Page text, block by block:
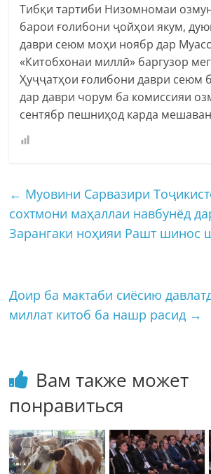
Тибқи тартиби Низомномаи
барои ғолибони ҷойҳои якум,
даври сеюм моҳи ноябр дар
«Китобхонаи миллӣ» баргузор
Ҳуҷҷатҳои ғолибони даври сеюм
дар даври чорум ба комиссияи
сентябр пешниҳод карда
← Муовини Сарвазири
сохтмони маҳаллаи навбунёд
Зарангаки ноҳияи Рашт шинос
Доир ба мактаби сиёсию
миллат китоб ба нашр расид →
Вам также может
понравиться